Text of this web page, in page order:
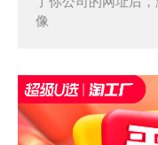
像